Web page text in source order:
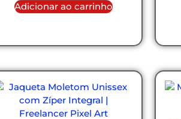
Adicionar ao carrinho